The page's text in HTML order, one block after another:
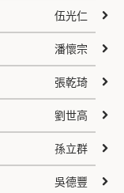
伍光仁
潘懷宗
張乾琦
劉世高
孫立群
吳德豐